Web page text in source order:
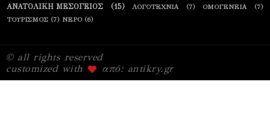
ΑΝΑΤΟΛΙΚΗ ΜΕΣΟΓΕΙΟΣ
(15) ΛΟΓΟΤΕΧΝΙΑ (7) ΟΜΟΓΕΝΕΙΑ
(7)
ΤΟΥΡΙΣΜΟΣ (7) ΝΕΡΟ (6)
© all rights reserved
customized with
από: antikry.gr